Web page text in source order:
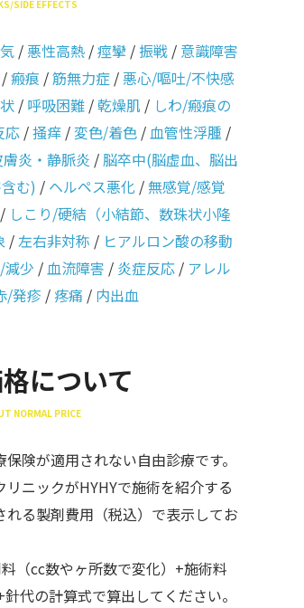
SIDE EFFECTS
/悪性高熱 /痙攣 /振戦 / 意識障害
/瘢痕 /筋無力症 /悪心/嘔吐/不快感
/ 呼吸困難 /乾燥肌 / しわ/瘢痕の
応 /掻痒 /変色/着色 /血管性浮腫 /
炎・静脈炎 /脳卒中(脳虚血、脳出
む) / ヘルペス悪化 /無感覚/感覚
/ しこり/硬結（小結節、数珠状小隆
/左右非対称 / ヒアルロン酸の移動
減少 /血流障害 / 炎症反応 / アレル
/発疹 /疼痛 / 内出血
について
NORMAL PRICE
険が適用されない自由診療です。
ニックがHYHYで施術を紹介する
る製剤費用（税込）で表示してお
（cc数やヶ所数で変化）+施術料
代の計算式で算出してください。